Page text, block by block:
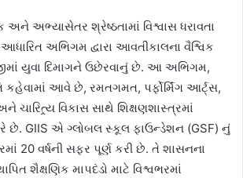
અને અભ્યાસેતર શ્રેષ્ઠતામાં વિશ્વાસ ધરાવતા
અભિગમ દ્વારા આવતીકાલના વૈશ્વિક
યુવા દિમાગને ઉછેરવાનું છે. આ અભિગમ,
કહેવામાં આવે છે, રમતગમત, પર્ફોર્મિંગ આર્ટ્સ,
ચારિત્ર્ય વિકાસ સાથે શિક્ષણશાસ્ત્રમાં
છે. GIIS એ ગ્લોબલ સ્કૂલ ફાઉન્ડેશન (GSF) નું
20 વર્ષની સફર પૂર્ણ કરી છે. તે શાસનના
શૈક્ષણિક માપદંડો માટે વિશ્વભરમાં